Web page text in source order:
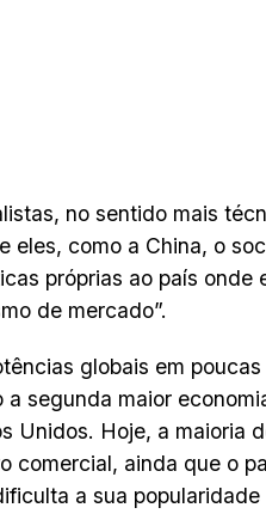
no sentido mais
eles, como a China, o
próprias ao país onde
de mercado”.
globais em
segunda maior
Unidos. Hoje, a maioria
comercial, ainda que o
a sua